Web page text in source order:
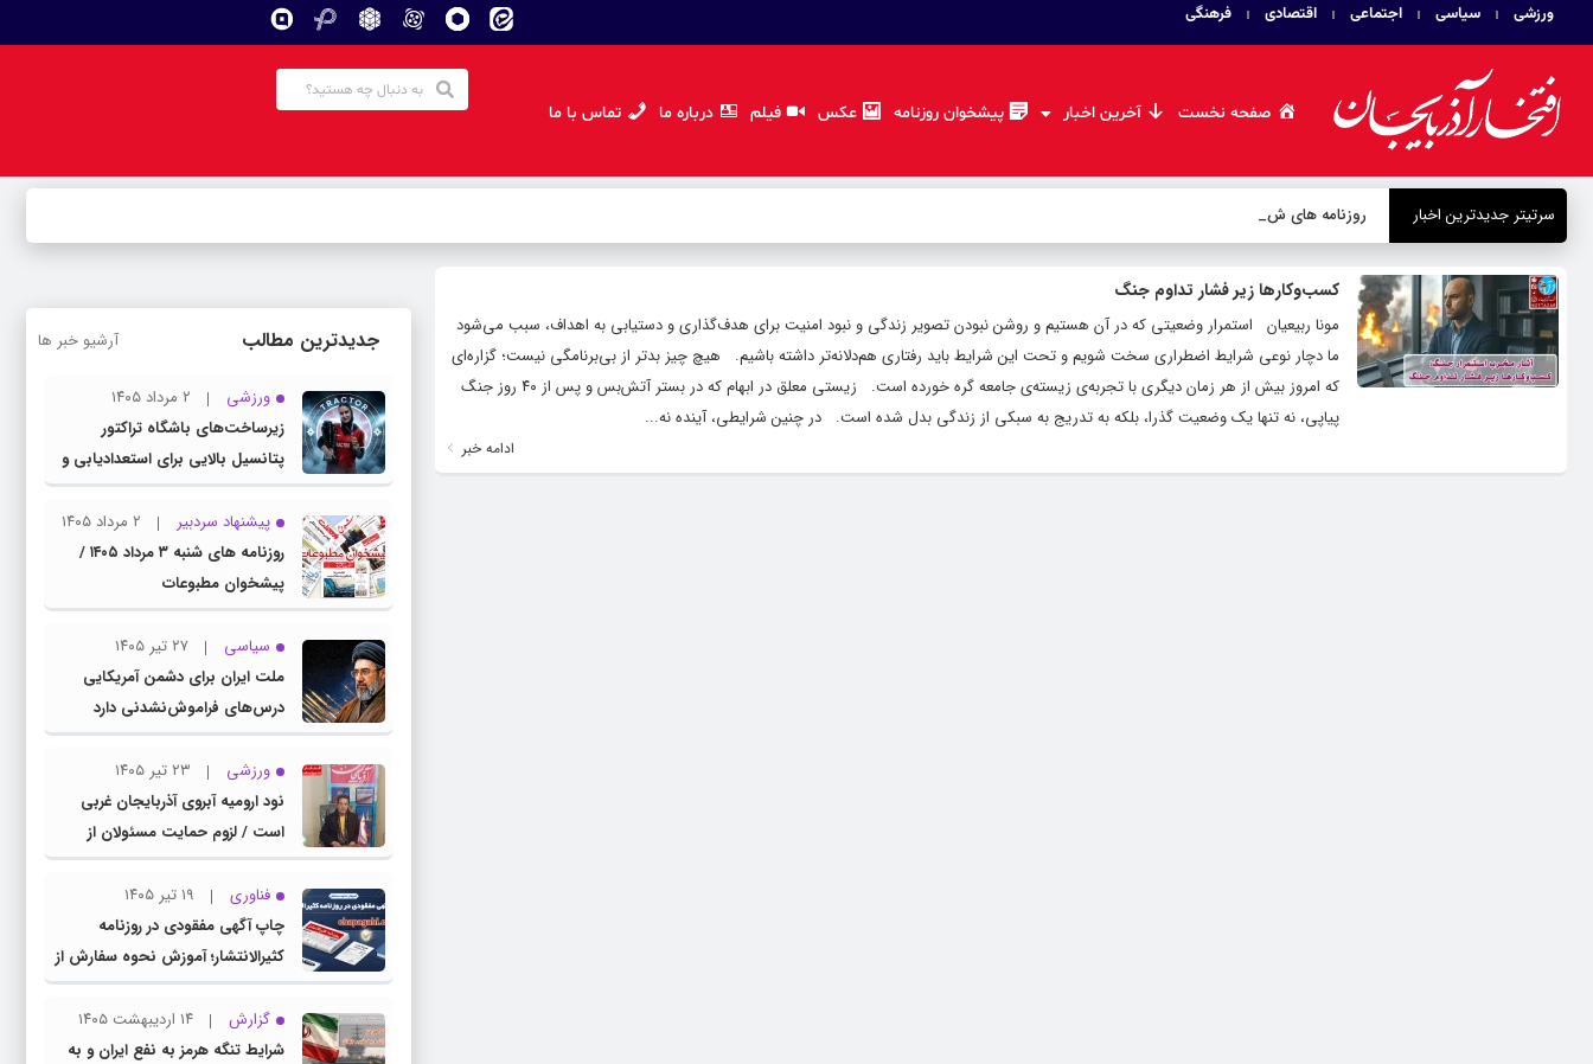
ورزشی سیاسی اجتماعی اقتصادی فرهنگی
صفحه نخست آخرین اخبار پیشخوان روزنامه عکس فیلم درباره ما تماس با ما
سرتیتر جدیدترین اخبار روزنامه های شنبه ۳ مردا
کسب‌وکارها زیر فشار تداوم جنگ
مونا ربیعیان استمرار وضعیتی که در آن هستیم و روشن نبودن تصویر زندگی و نبود امنیت برای هدف‌گذاری و دستیابی به اهداف، سبب می‌شود
ما دچار نوعی شرایط اضطراری سخت شویم و تحت این شرایط باید رفتاری هم‌دلانه‌تر داشته باشیم. هیچ چیز بدتر از بی‌برنامگی نیست؛ گزاره‌ای
که امروز بیش از هر زمان دیگری با تجربه‌ی زیسته‌ی جامعه گره خورده است. زیستی معلق در ابهام که در بستر آتش‌بس و پس از ۴۰ روز جنگ
پیاپی، نه تنها یک وضعیت گذرا، بلکه به تدریج به سبکی از زندگی بدل شده است. در چنین شرایطی، آینده نه...
ادامه خبر
جدیدترین مطالب آرشیو خبر ها
ورزشی
۲ مرداد ۱۴۰۵
زیرساخت‌های باشگاه تراکتور
پتانسیل بالایی برای استعدادیابی و
تیمداری ورزش بانوان دارد
پیشنهاد سردبیر
۲ مرداد ۱۴۰۵
روزنامه های شنبه ۳ مرداد ۱۴۰۵ /
پیشخوان مطبوعات
سیاسی
۲۷ تیر ۱۴۰۵
ملت ایران برای دشمن آمریکایی
درس‌های فراموش‌نشدنی دارد
ورزشی
۲۳ تیر ۱۴۰۵
نود ارومیه آبروی آذربایجان غربی
است / لزوم حمایت مسئولان از
باشگاه نود
فناوری
۱۹ تیر ۱۴۰۵
چاپ آگهی مفقودی در روزنامه
کثیرالانتشار؛ آموزش نحوه سفارش از
سامانه چاپ آگهی دات کام
گزارش
۱۴ اردیبهشت ۱۴۰۵
شرایط تنگه هرمز به نفع ایران و به